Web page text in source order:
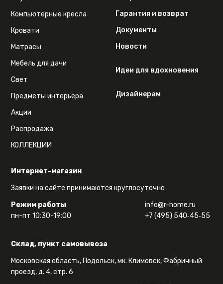
Интернет-магазин
Заявки на сайте принимаются круглосуточно
Режим работы
пн-пт 10:30-19:00
info@r-home.ru
+7 (495) 540‑45‑55
Склад, пункт самовывоза
Московская область, Подольск, мк. Климовск, Фабричный
проезд, д. 4, стр. 6
Компьютерные кресла
Кровати
Матрасы
Мебель для дачи
Свет
Предметы интерьера
Акции
Распродажа
КОЛЛЕКЦИИ
Гарантия и возврат
Документы
Новости
Идеи для вдохновения
Дизайнерам